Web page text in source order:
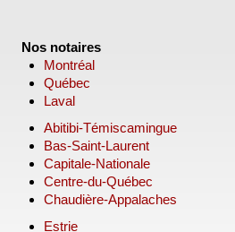
Nos notaires
Montréal
Québec
Laval
Abitibi-Témiscamingue
Bas-Saint-Laurent
Capitale-Nationale
Centre-du-Québec
Chaudière-Appalaches
Estrie